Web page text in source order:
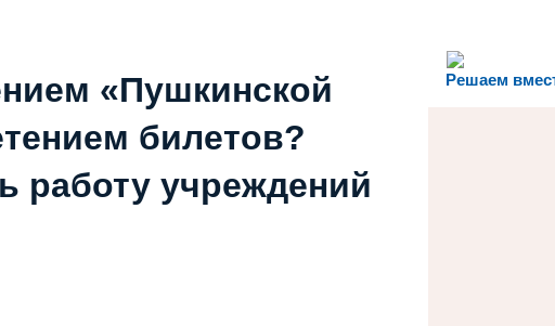
Решаем
«Пушкинской
билетов?
работу учреждений